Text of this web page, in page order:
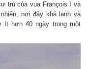
trú của vua François I và
nơi đây khá lạnh và
ít hơn 40 ngày trong một